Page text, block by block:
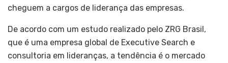
cheguem a cargos de liderança das empresas.
De acordo com um estudo realizado pelo ZRG Brasil,
que é uma empresa global de Executive Search e
consultoria em lideranças, a tendência é o mercado